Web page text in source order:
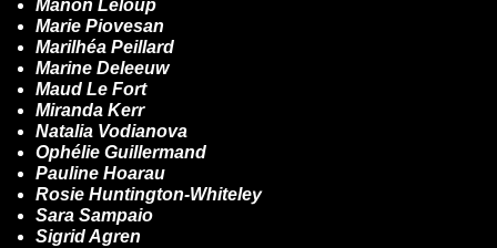
Manon Leloup
Marie Piovesan
Marilhéa Peillard
Marine Deleeuw
Maud Le Fort
Miranda Kerr
Natalia Vodianova
Ophélie Guillermand
Pauline Hoarau
Rosie Huntington-Whiteley
Sara Sampaio
Sigrid Agren